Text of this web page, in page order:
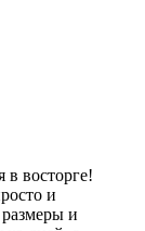
восторге!
и
и